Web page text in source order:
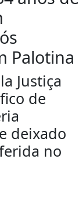
Palotina
Justiça
de
deixado
no